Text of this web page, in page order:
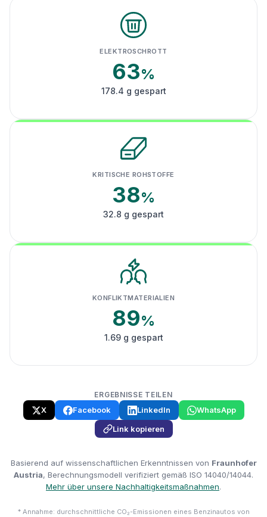
ELEKTROSCHROTT
63%
178.4 g gespart
KRITISCHE ROHSTOFFE
38%
32.8 g gespart
KONFLIKTMATERIALIEN
89%
1.69 g gespart
ERGEBNISSE TEILEN
X Facebook LinkedIn
WhatsApp
Link kopieren
Basierend auf wissenschaftlichen Erkenntnissen von Fraunhofer
Austria, Berechnungsmodell verifiziert gemäß ISO 14040/14044.
Mehr über unsere Nachhaltigkeitsmaßnahmen.
* Annahme: durchschnittliche CO₂-Emissionen eines Benzinautos von